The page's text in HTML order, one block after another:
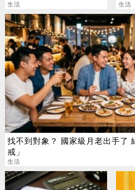
歷沒上岸：連香蕉都不給
生活
台
生活
找不到對象？ 國家級月老出手了
戒」
生活